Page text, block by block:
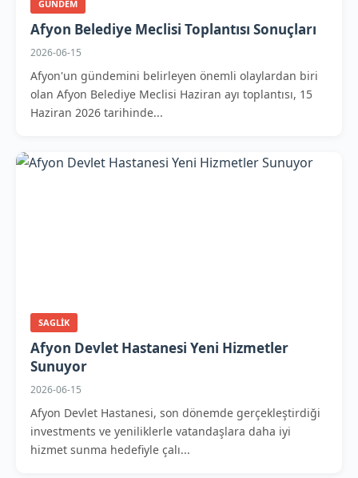
GUNDEM
Afyon Belediye Meclisi Toplantısı Sonuçları
2026-06-15
Afyon'un gündemini belirleyen önemli olaylardan biri
olan Afyon Belediye Meclisi Haziran ayı toplantısı, 15
Haziran 2026 tarihinde...
SAGLIK
Afyon Devlet Hastanesi Yeni Hizmetler
Sunuyor
2026-06-15
Afyon Devlet Hastanesi, son dönemde gerçekleştirdiği
investments ve yeniliklerle vatandaşlara daha iyi
hizmet sunma hedefiyle çalı...